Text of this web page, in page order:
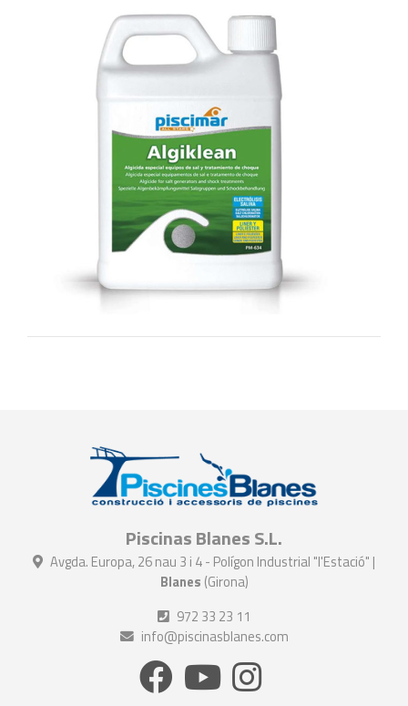
Piscinas Blanes S.L.
Avgda. Europa, 26 nau 3 i 4 - Polígon Industrial "l'Estació" |
Blanes (Girona)
972 33 23 11
info@piscinasblanes.com